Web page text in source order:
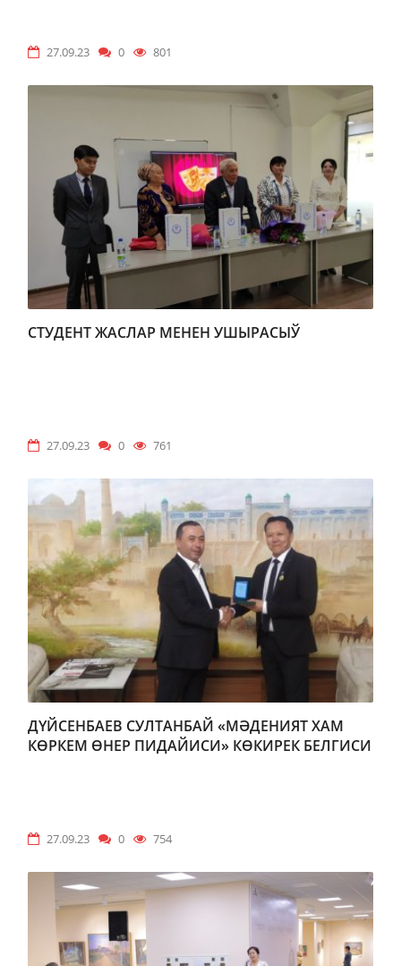
27.09.23 0 801
СТУДЕНТ ЖАСЛАР МЕНЕН УШЫРАСЫЎ
27.09.23 0 761
ДҮЙСЕНБАЕВ СУЛТАНБАЙ «МӘДЕНИЯТ ХАМ
КӨРКЕМ ӨНЕР ПИДАЙИСИ» КӨКИРЕК БЕЛГИСИ
27.09.23 0 754